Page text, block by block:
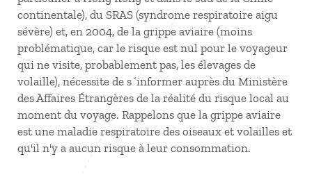
continentale), du SRAS (syndrome respiratoire aigu
sévère) et, en 2004, de la grippe aviaire (moins
problématique, car le risque est nul pour le voyageur
qui ne visite, probablement pas, les élevages de
volaille), nécessite de s´informer auprès du Ministère
des Affaires Étrangères de la réalité du risque local au
moment du voyage. Rappelons que la grippe aviaire
est une maladie respiratoire des oiseaux et volailles et
qu'il n'y a aucun risque à leur consommation.